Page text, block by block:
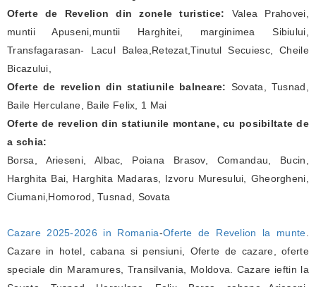
Oferte de Revelion din zonele turistice: Valea Prahovei,
muntii Apuseni,muntii Harghitei, marginimea Sibiului,
Transfagarasan- Lacul Balea,Retezat,Tinutul Secuiesc, Cheile
Bicazului,
Oferte de revelion din statiunile balneare: Sovata, Tusnad,
Baile Herculane, Baile Felix, 1 Mai
Oferte de revelion din statiunile montane, cu posibiltate de
a schia:
Borsa, Arieseni, Albac, Poiana Brasov, Comandau, Bucin,
Harghita Bai, Harghita Madaras, Izvoru Muresului, Gheorgheni,
Ciumani,Homorod, Tusnad, Sovata
Cazare 2025-2026 in Romania-Oferte de Revelion la munte
Cazare in hotel, cabana si pensiuni, Oferte de cazare, oferte
speciale din Maramures, Transilvania, Moldova. Cazare ieftin la